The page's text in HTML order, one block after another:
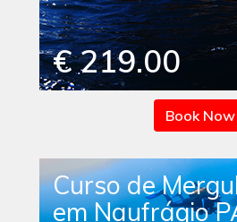
€ 219.00
Book Now
Curso de
em Naufrágio